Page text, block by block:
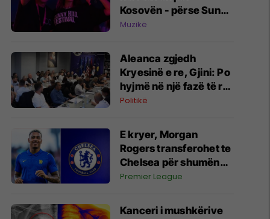
Kosovën - përse Sunny
Hill tërheq vëmendjen
Muzikë
Aleanca zgjedh
Kryesinë e re, Gjini: Po
hyjmë në një fazë të re
organizimi
Politikë
E kryer, Morgan
Rogers transferohet te
Chelsea për shumën
rekord
Premier League
Kanceri i mushkërive